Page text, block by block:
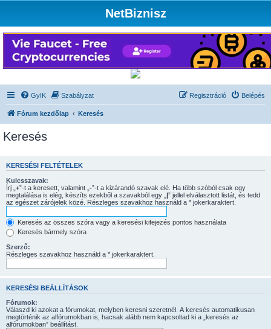
NetBiznisz
GyIK Szabályzat Belépés
Regisztráció
Fórum kezdőlap Keresés
Keresés
KERESÉSI FELTÉTELEK
Kulcsszavak:
Írj „ +”-t a keresett, valamint „ -”-t a kizárandó szavak elé. Ha több szóból csak egy
megtalálása is elég, készíts ezekből a szavakból egy „ |” jellel elválasztott listát, és tedd
az egészet zárójelek közé. Részleges szavakhoz használd a * jokerkaraktert.
Keresés az összes szóra vagy a keresési kifejezés pontos használata
Keresés bármely szóra
Szerző:
Részleges szavakhoz használd a * jokerkaraktert.
KERESÉSI BEÁLLÍTÁSOK
Fórumok:
Válaszd ki azokat a fórumokat, melyben keresni szeretnél. A keresés automatikusan
megtörténik az alfórumokban is, hacsak alább nem kapcsoltad ki a „keresés az
alfórumokban” beállítást.